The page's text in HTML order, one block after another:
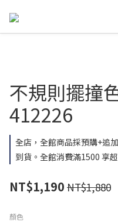
不規則擺撞
412226
全店，全館商品採預購+追
到貨。全館消費滿1500 享
NT$1,190 NT$1,880
顏色